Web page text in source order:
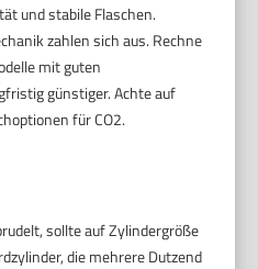
und stabile Flaschen.
zahlen sich aus. Rechne
mit guten
günstiger. Achte auf
für CO2.
sollte auf Zylindergröße
die mehrere Dutzend